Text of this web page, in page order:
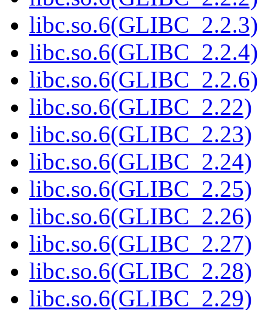
libc.so.6(GLIBC_2.2.3)
libc.so.6(GLIBC_2.2.4)
libc.so.6(GLIBC_2.2.6)
libc.so.6(GLIBC_2.22)
libc.so.6(GLIBC_2.23)
libc.so.6(GLIBC_2.24)
libc.so.6(GLIBC_2.25)
libc.so.6(GLIBC_2.26)
libc.so.6(GLIBC_2.27)
libc.so.6(GLIBC_2.28)
libc.so.6(GLIBC_2.29)